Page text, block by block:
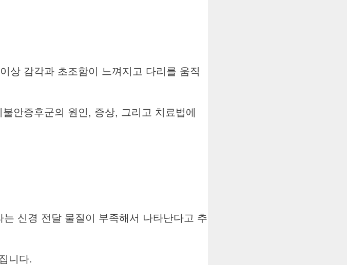
상 감각과 초조함이 느껴지고 다리를 움직
안증후군의 원인, 증상, 그리고 치료법에
신경 전달 물질이 부족해서 나타난다고 추
니다.